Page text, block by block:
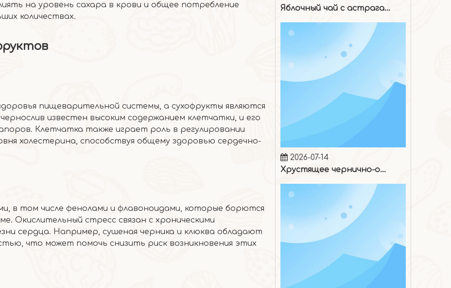
на уровень сахара в крови и общее потребление
количествах.
пищеварительной системы, а сухофрукты являются
известен высоким содержанием клетчатки, и его
Клетчатка также играет роль в регулировании
холестерина, способствуя общему здоровью сердечно-
в том числе фенолами и флавоноидами, которые борются
Окислительный стресс связан с хроническими
сердца. Например, сушеная черника и клюква обладают
что может помочь снизить риск возникновения этих